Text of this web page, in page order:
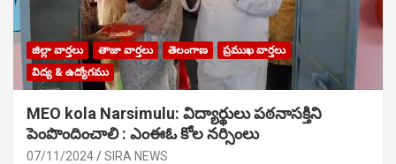
జిల్లా వార్తలు తాజా వార్తలు తెలంగాణ
ప్రముఖ వార్తలు
విద్య & ఉద్యోగము
MEO kola Narsimulu: విద్యార్థులు పఠ‌నాసక్తిని
పెంపొందించాలి : ఎంఈఓ కోల నర్సింలు
07/11/2024 SIRA NEWS